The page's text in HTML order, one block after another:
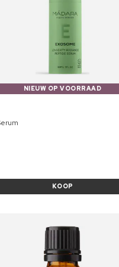
NIEUW OP VOORRAAD
KOOP